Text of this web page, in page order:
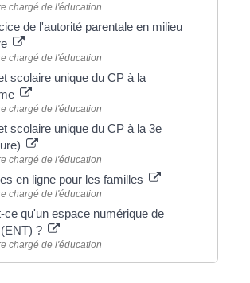
chargé de l'éducation
de l'autorité parentale en milieu
chargé de l'éducation
scolaire unique du CP à la
chargé de l'éducation
scolaire unique du CP à la 3e
chargé de l'éducation
en ligne pour les familles
chargé de l'éducation
ce qu'un espace numérique de
?
chargé de l'éducation